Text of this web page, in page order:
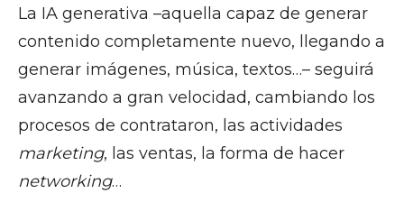
La IA generativa –aquella capaz de generar
contenido completamente nuevo, llegando a
generar imágenes, música, textos…– seguirá
avanzando a gran velocidad, cambiando los
procesos de contrataron, las actividades
marketing, las ventas, la forma de hacer
networking…